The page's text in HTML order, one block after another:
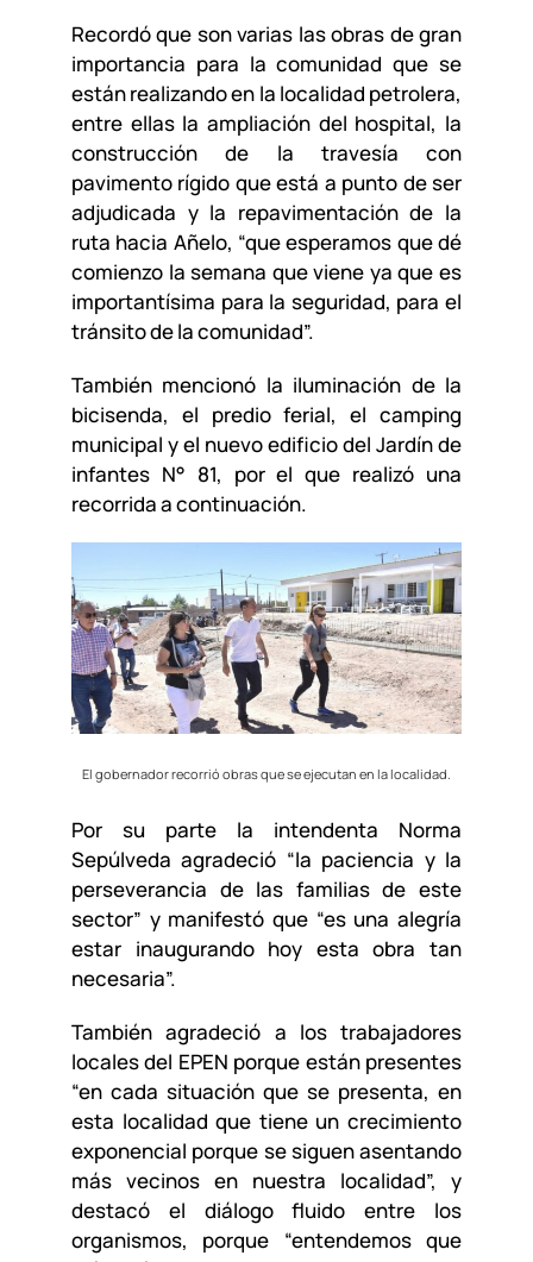
Recordó que son varias las obras de gran
importancia para la comunidad que se
están realizando en la localidad petrolera,
entre ellas la ampliación del hospital, la
construcción de la travesía con
pavimento rígido que está a punto de ser
adjudicada y la repavimentación de la
ruta hacia Añelo, “que esperamos que dé
comienzo la semana que viene ya que es
importantísima para la seguridad, para el
tránsito de la comunidad”.
También mencionó la iluminación de la
bicisenda, el predio ferial, el camping
municipal y el nuevo edificio del Jardín de
infantes N° 81, por el que realizó una
recorrida a continuación.
El gobernador recorrió obras que se ejecutan en la localidad.
Por su parte la intendenta Norma
Sepúlveda agradeció “la paciencia y la
perseverancia de las familias de este
sector” y manifestó que “es una alegría
estar inaugurando hoy esta obra tan
necesaria”.
También agradeció a los trabajadores
locales del EPEN porque están presentes
“en cada situación que se presenta, en
esta localidad que tiene un crecimiento
exponencial porque se siguen asentando
más vecinos en nuestra localidad”, y
destacó el diálogo fluido entre los
organismos, porque “entendemos que